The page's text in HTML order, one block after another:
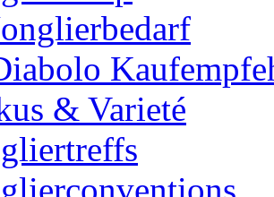
& Varieté